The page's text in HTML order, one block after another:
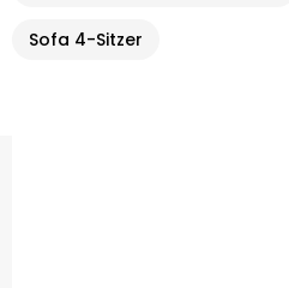
Sofa 4-Sitzer